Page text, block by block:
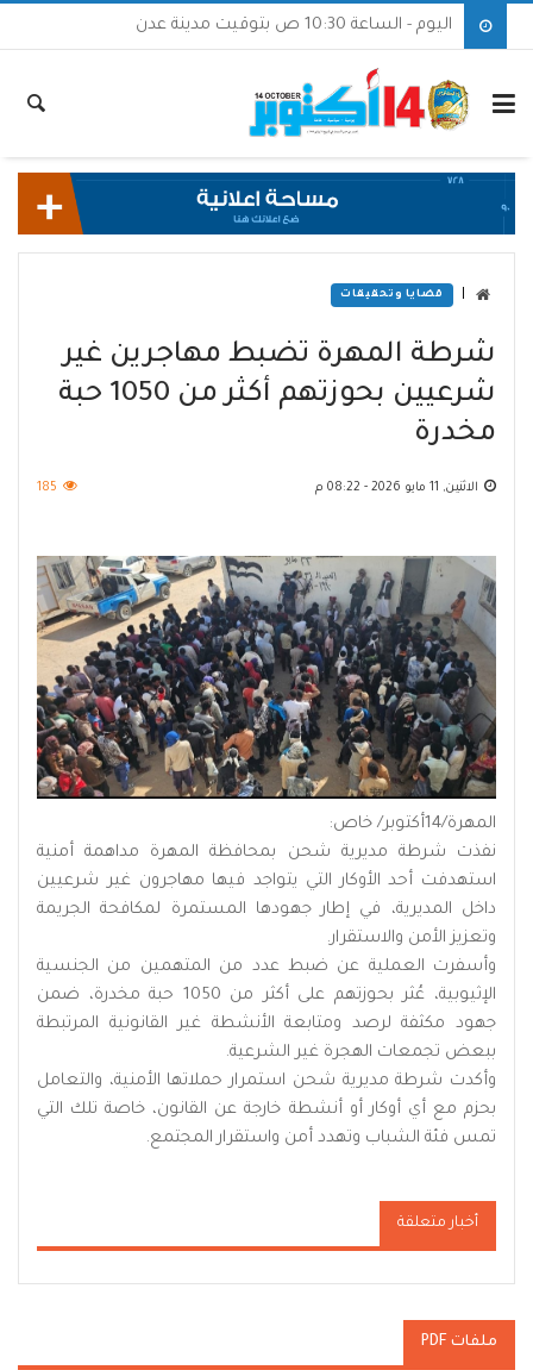
اليوم - الساعة 10:30 ص بتوقيت مدينة عدن
قضايا وتحقيقات
شرطة المهرة تضبط مهاجرين غير
شرعيين بحوزتهم أكثر من 1050 حبة
مخدرة
الاثنين, 11 مايو 2026 - 08:22 م 185
المهرة/14أكتوبر/ خاص:
نفذت شرطة مديرية شحن بمحافظة المهرة مداهمة أمنية
استهدفت أحد الأوكار التي يتواجد فيها مهاجرون غير شرعيين
داخل المديرية، في إطار جهودها المستمرة لمكافحة الجريمة
وتعزيز الأمن والاستقرار.
وأسفرت العملية عن ضبط عدد من المتهمين من الجنسية
الإثيوبية، عُثر بحوزتهم على أكثر من 1050 حبة مخدرة، ضمن
جهود مكثفة لرصد ومتابعة الأنشطة غير القانونية المرتبطة
ببعض تجمعات الهجرة غير الشرعية.
وأكدت شرطة مديرية شحن استمرار حملاتها الأمنية، والتعامل
بحزم مع أي أوكار أو أنشطة خارجة عن القانون، خاصة تلك التي
تمس فئة الشباب وتهدد أمن واستقرار المجتمع.
أخبار متعلقة
ملفات PDF